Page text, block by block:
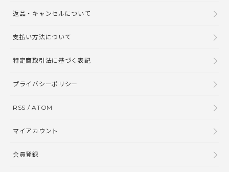
返品・キャンセルについて
支払い方法について
特定商取引法に基づく表記
プライバシーポリシー
RSS /ATOM
マイアカウント
会員登録